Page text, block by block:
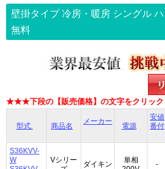
壁掛タイプ 冷房・暖房 シングル
無料
★★★下段の【販売価格】の文字をクリッ
型式. 商品名
メーカー
電源
安値
番付
S36KVV-
W
Vシリー
ダイキン
単相
-